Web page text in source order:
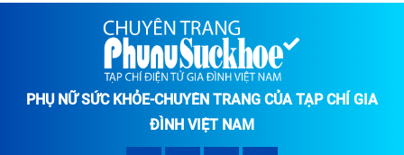
PHỤ NỮ SỨC KHỎE-CHUYÊN TRANG CỦA TẠP CHÍ GIA
ĐÌNH VIỆT NAM